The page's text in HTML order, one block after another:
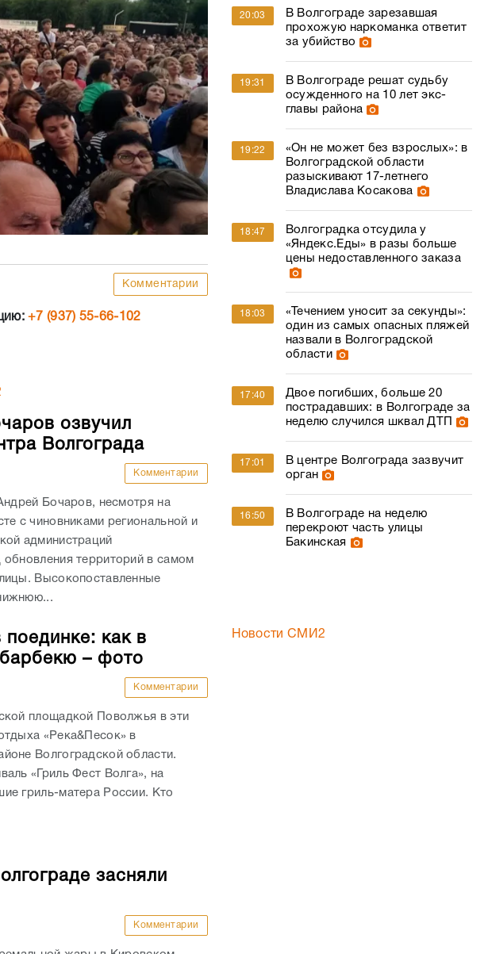
Комментарии
+7 (937) 55-66-102
озвучил
Волгограда
Комментарии
Бочаров, несмотря на
с чиновниками региональной и
администраций
обновления территорий в самом
Высокопоставленные
поединке: как в
барбекю – фото
Комментарии
площадкой Поволжья в эти
«Река&Песок» в
Волгоградской области.
«Гриль Фест Волга», на
гриль-матера России. Кто
засняли
Комментарии
20:03
В Волгограде зарезавшая
прохожую наркоманка ответит
за убийство
19:31
В Волгограде решат судьбу
осужденного на 10 лет экс-
главы района
19:22
«Он не может без взрослых»: в
Волгоградской области
разыскивают 17-летнего
Владислава Косакова
18:47
Волгоградка отсудила у
«Яндекс.Еды» в разы больше
цены недоставленного заказа
18:03
«Течением уносит за секунды»:
один из самых опасных пляжей
назвали в Волгоградской
области
17:40
Двое погибших, больше 20
пострадавших: в Волгограде за
неделю случился шквал ДТП
17:01
В центре Волгограда зазвучит
орган
16:50
В Волгограде на неделю
перекроют часть улицы
Бакинская
Новости СМИ2